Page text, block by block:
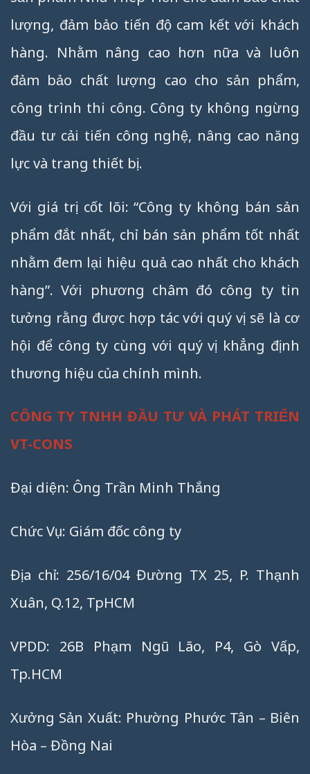
lượng, đảm bảo tiến độ cam kết với khách
hàng. Nhằm nâng cao hơn nữa và luôn
đảm bảo chất lượng cao cho sản phẩm,
công trình thi công. Công ty không ngừng
đầu tư cải tiến công nghệ, nâng cao năng
lực và trang thiết bị.
Với giá trị cốt lõi: “Công ty không bán sản
phẩm đắt nhất, chỉ bán sản phẩm tốt nhất
nhằm đem lại hiệu quả cao nhất cho khách
hàng”. Với phương châm đó công ty tin
tưởng rằng được hợp tác với quý vị sẽ là cơ
hội để công ty cùng với quý vị khẳng định
thương hiệu của chính mình.
CÔNG TY TNHH ĐẦU TƯ VÀ PHÁT TRIỂN
VT-CONS
Đại diện: Ông Trần Minh Thắng
Chức Vụ: Giám đốc công ty
Địa chỉ: 256/16/04 Đường TX 25, P. Thạnh
Xuân, Q.12, TpHCM
VPDD: 26B Phạm Ngũ Lão, P4, Gò Vấp,
Tp.HCM
Xưởng Sản Xuất: Phường Phước Tân – Biên
Hòa – Đồng Nai